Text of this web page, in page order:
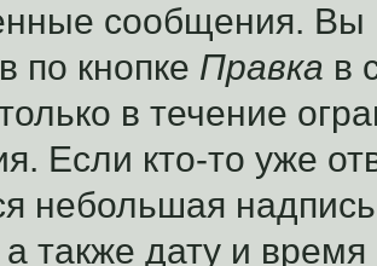
сообщения. Вы
по кнопке Правка в
в течение
Если кто-то уже
небольшая
а также дату и